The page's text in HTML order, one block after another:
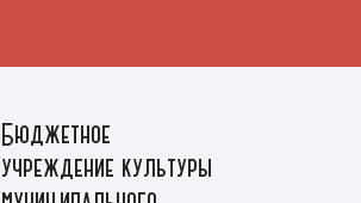
Бюджетное
учреждение культуры